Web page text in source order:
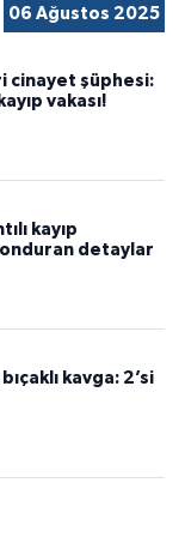
06 Ağustos 2025
cinayet şüphesi:
vakası!
kayıp
detaylar
kavga: 2’si